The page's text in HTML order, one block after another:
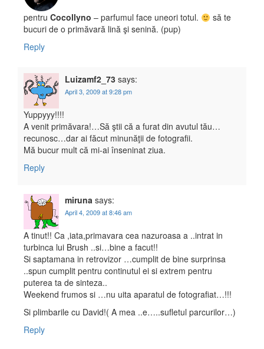
pentru Cocollyno – parfumul face uneori totul.
să te
bucuri de o primăvară lină şi senină. (pup)
Reply
Luizamf2_73 says:
April 3, 2009 at 9:28 pm
Yuppyyy!!!!
A venit primăvara!…Să ştii că a furat din avutul tău…
recunosc…dar ai făcut minunăţii de fotografii.
Mă bucur mult că mi-ai înseninat ziua.
Reply
miruna says:
April 4, 2009 at 8:46 am
A tinut!! Ca ,iata,primavara cea nazuroasa a ..intrat in
turbinca lui Brush ..si…bine a facut!!
Si saptamana in retrovizor …cumplit de bine surprinsa
..spun cumplit pentru continutul ei si extrem pentru
puterea ta de sinteza..
Weekend frumos si …nu uita aparatul de fotografiat…!!!
Si plimbarile cu David!( A mea ..e…..sufletul parcurilor…)
Reply